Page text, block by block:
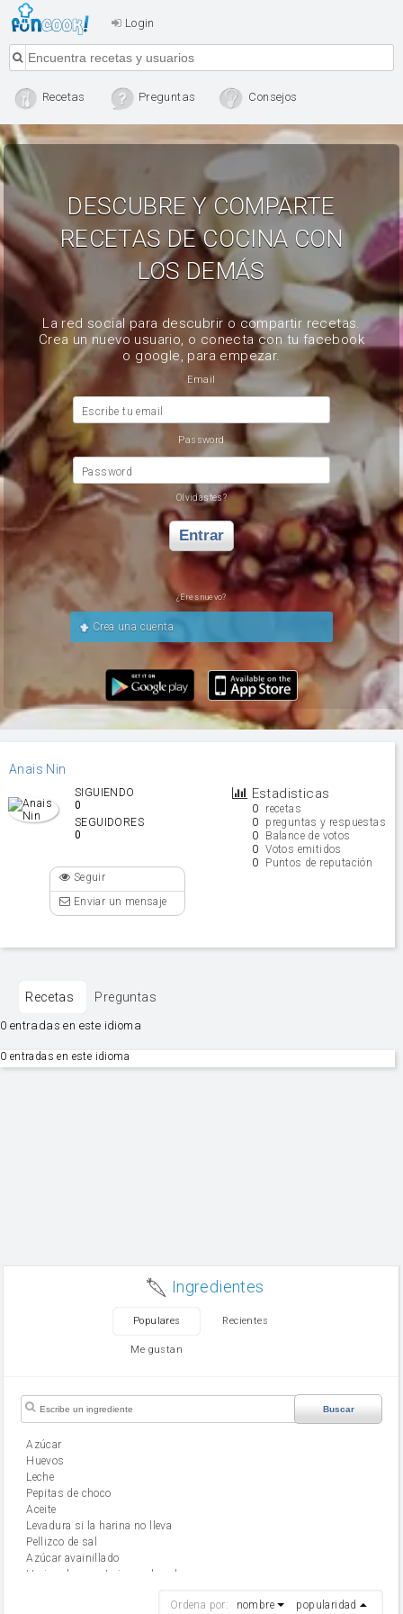
Login
Recetas Preguntas Consejos
DESCUBRE Y COMPARTE
RECETAS DE COCINA CON
LOS DEMÁS
La red social para descubrir o compartir recetas.
Crea un nuevo usuario, o conecta con tu facebook
o google, para empezar.
Email
Escribe tu email
Password
Password
Olvidastes?
Entrar
¿Eres nuevo?
Crea una cuenta
Anais Nin
Estadisticas
0 recetas
0 preguntas y respuestas
0 Balance de votos
0 Votos emitidos
0 Puntos de reputación
SIGUIENDO
0
SEGUIDORES
0
Seguir
Enviar un mensaje
Recetas Preguntas
0 entradas en este idioma
0 entradas en este idioma
Ingredientes
Populares Recientes
Me gustan
Buscar
Azúcar
huevos
leche
Pepitas de choco
aceite
Levadura si la harina no lleva
Pellizco de sal
Azúcar avainillado
Harina de reposteria con levadura
Ordena por: nombre popularidad